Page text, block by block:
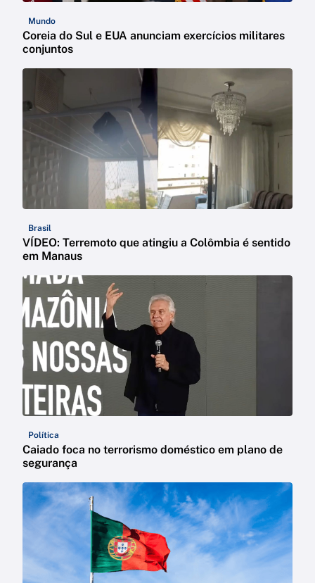
Mundo
Coreia do Sul e EUA anunciam exercícios militares
conjuntos
Brasil
VÍDEO: Terremoto que atingiu a Colômbia é sentido
em Manaus
Política
Caiado foca no terrorismo doméstico em plano de
segurança